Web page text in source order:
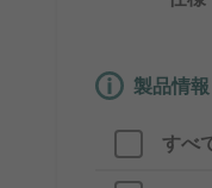
製品情
すべ